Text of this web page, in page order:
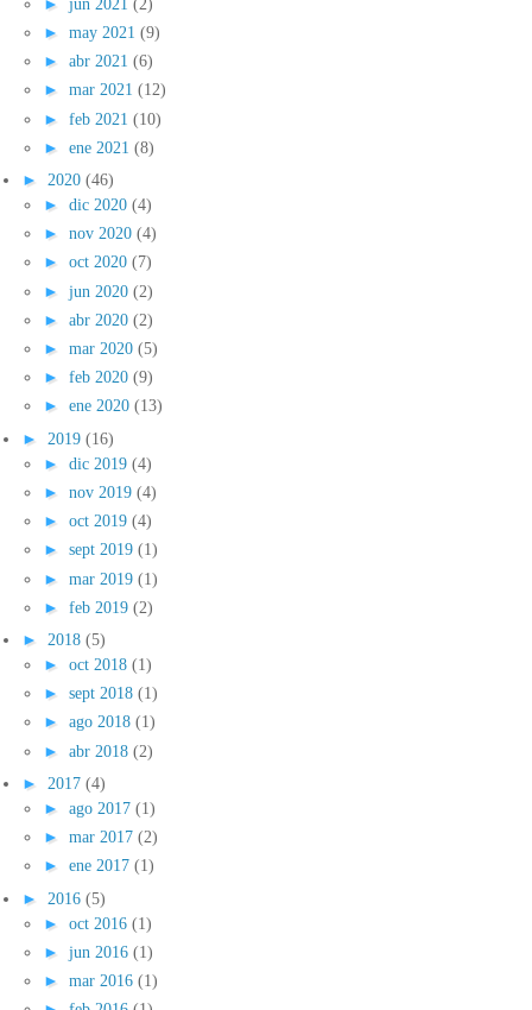
► may 2021 (9)
► abr 2021 (6)
► mar 2021 (12)
► feb 2021 (10)
► ene 2021 (8)
► 2020 (46)
► dic 2020 (4)
► nov 2020 (4)
► oct 2020 (7)
► jun 2020 (2)
► abr 2020 (2)
► mar 2020 (5)
► feb 2020 (9)
► ene 2020 (13)
► 2019 (16)
► dic 2019 (4)
► nov 2019 (4)
► oct 2019 (4)
► sept 2019 (1)
► mar 2019 (1)
► feb 2019 (2)
► 2018 (5)
► oct 2018 (1)
► sept 2018 (1)
► ago 2018 (1)
► abr 2018 (2)
► 2017 (4)
► ago 2017 (1)
► mar 2017 (2)
► ene 2017 (1)
► 2016 (5)
► oct 2016 (1)
► jun 2016 (1)
► mar 2016 (1)